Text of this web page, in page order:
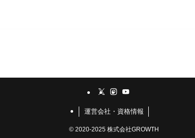
運営会社・資格情報
©2020-2025 株式会社GROWTH